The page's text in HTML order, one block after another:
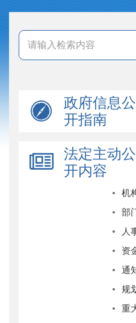
政府信息公
开指南
法定主动公
开内容
机
部
人
资
通
规
重